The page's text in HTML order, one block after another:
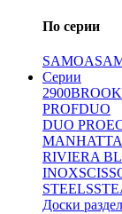
По серии
SAMOA
Серии
2900
PROFDUO
DUO PRO
RIVIERA
INOX
STEELS
Доски